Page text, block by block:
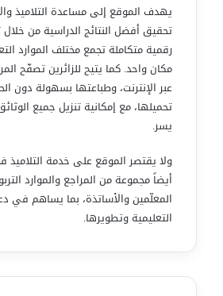
يهدف الموقع إلى مساعدة التلاميذ
تحقيق أفضل النتائج الدراسية من خلال
رقمية متكاملة تجمع مختلف الموارد
مكان واحد. كما يتيح للزائرين تصفّح
عبر الإنترنت، وطباعتها بسهولة دون
تحميلها، مع إمكانية تنزيل جميع
يسر.
ولا يقتصر الموقع على خدمة
أيضاً مجموعة من المراجع والموارد
المعلّمين والأساتذة، بما يساهم في
التعليمية وتطويرها.